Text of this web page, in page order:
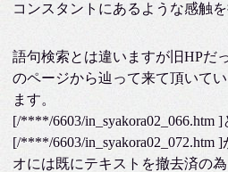
コンスタントにあるような感触を
語句検索とは違いますが旧HPだ
のページから辿って来て頂いて
ます。
[/****/6603/in_syakora02_066.htm ]
[/****/6603/in_syakora02_072.htm
オには既にテキストを撤去済の